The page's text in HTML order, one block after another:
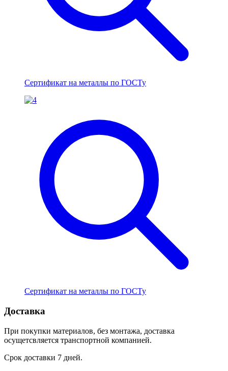
Сертификат на металлы по ГОСТу
Сертификат на металлы по ГОСТу
Доставка
При покупки материалов, без монтажа, доставка
осущетсвляется транспортной компанией.
Срок доставки 7 дней.